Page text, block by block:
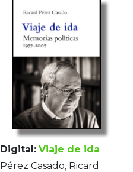
Digital: Viaje de ida
Pérez Casado, Ricard